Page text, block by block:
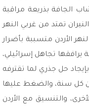
الجافة بذريعة مراقبة
تمتد من غربي النهر
الأردن متسببة بأضرار
تجاهل إسرائيلي،
حل جذري لما تقترفه
كل سنة، والضغط عليها
والتنسيق مع الأردن